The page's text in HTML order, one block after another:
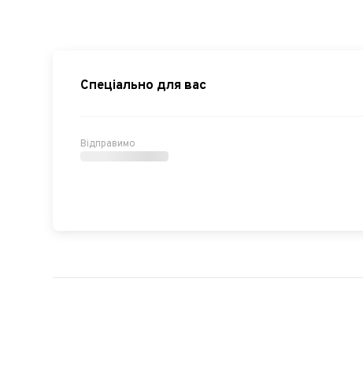
Спеціально для вас
Відправимо